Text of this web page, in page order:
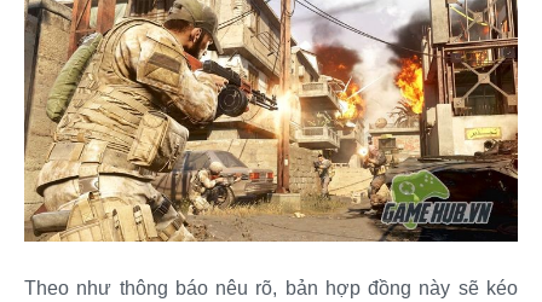
Theo như thông báo nêu rõ, bản hợp đồng này sẽ kéo